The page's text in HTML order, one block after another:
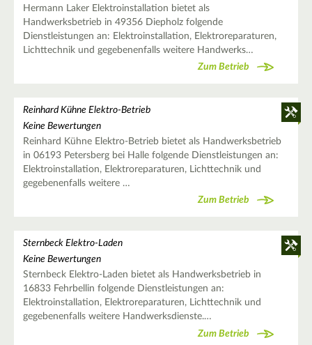
Hermann Laker Elektroinstallation bietet als
Handwerksbetrieb in 49356 Diepholz folgende
Dienstleistungen an: Elektroinstallation, Elektroreparaturen,
Lichttechnik und gegebenenfalls weitere Handwerks…
Zum Betrieb
Reinhard Kühne Elektro-Betrieb
Keine Bewertungen
Reinhard Kühne Elektro-Betrieb bietet als Handwerksbetrieb
in 06193 Petersberg bei Halle folgende Dienstleistungen an:
Elektroinstallation, Elektroreparaturen, Lichttechnik und
gegebenenfalls weitere …
Zum Betrieb
Sternbeck Elektro-Laden
Keine Bewertungen
Sternbeck Elektro-Laden bietet als Handwerksbetrieb in
16833 Fehrbellin folgende Dienstleistungen an:
Elektroinstallation, Elektroreparaturen, Lichttechnik und
gegebenenfalls weitere Handwerksdienste.…
Zum Betrieb